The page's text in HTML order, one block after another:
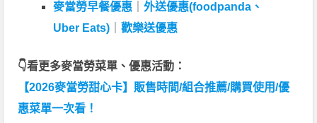
麥當勞早餐優惠 ｜外送優惠(foodpanda、
Uber Eats) ｜歡樂送優惠
👇看更多麥當勞菜單、優惠活動：
【2026麥當勞甜心卡】販售時間/組合推薦/購買使用/優
惠菜單一次看！